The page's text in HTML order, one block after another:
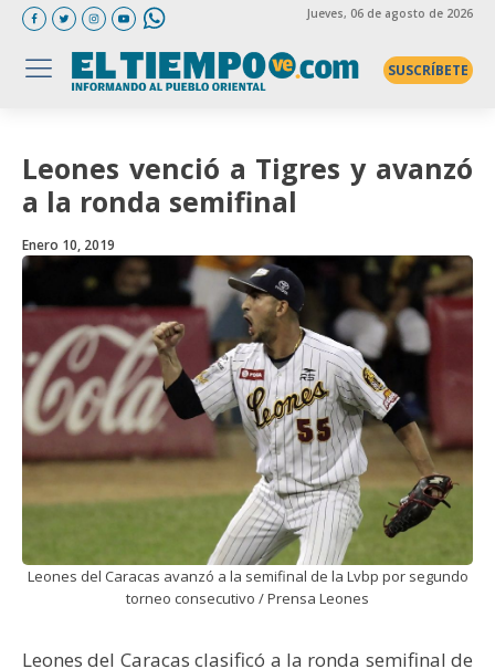
Jueves, 06 de agosto de 2026
SUSCRÍBETE
Leones venció a Tigres y avanzó
a la ronda semifinal
Enero 10, 2019
Leones del Caracas avanzó a la semifinal de la Lvbp por segundo
torneo consecutivo / Prensa Leones
Leones del Caracas clasificó a la ronda semifinal de